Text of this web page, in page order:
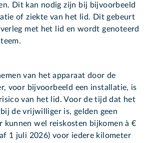
Dit kan nodig zijn bij bijvoorbeeld
of ziekte van het lid. Dit gebeurt
met het lid en wordt genoteerd
van het apparaat door de
voor bijvoorbeeld een installatie, is
van het lid. Voor de tijd dat het
de vrijwilliger is, gelden geen
kunnen wel reiskosten bijkomen à €
1 juli 2026) voor iedere kilometer